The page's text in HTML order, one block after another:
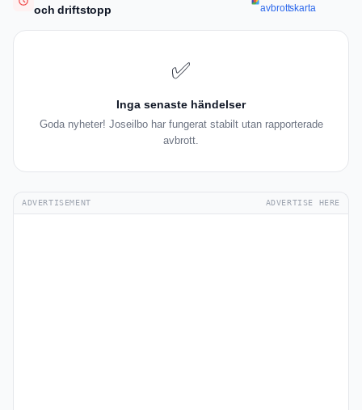
och driftstopp
avbrottskarta
✅
Inga senaste händelser
Goda nyheter! Joseilbo har fungerat stabilt utan rapporterade
avbrott.
ADVERTISEMENT ADVERTISE HERE